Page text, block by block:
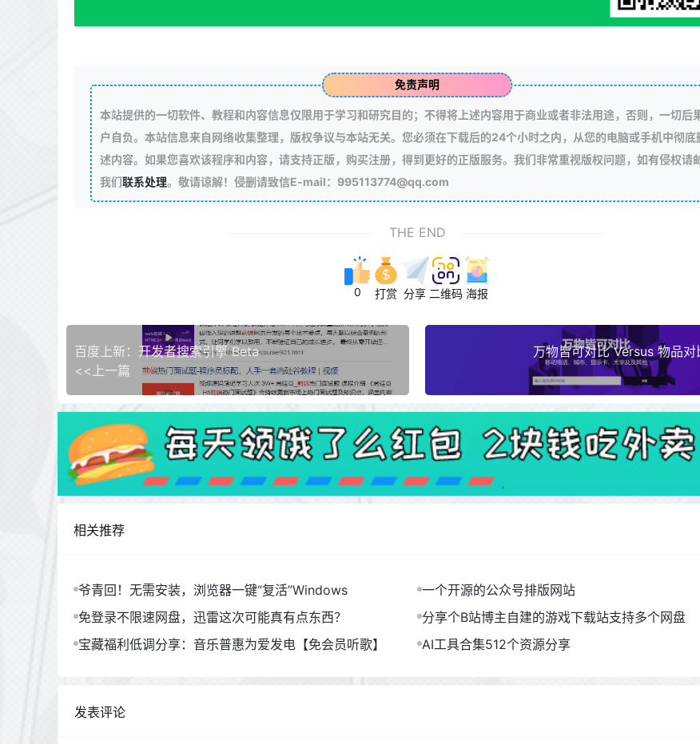
免责声明
本站提供的一切软件、教程和内容信息仅限用于学习和研究目的；不得将上述内容用于商业或者非法用途，否则，一切后
户自负。本站信息来自网络收集整理，版权争议与本站无关。您必须在下载后的24个小时之内，从您的电脑或手机中彻底
述内容。如果您喜欢该程序和内容，请支持正版，购买注册，得到更好的正版服务。我们非常重视版权问题，如有侵权请
我们联系处理。敬请谅解！侵删请致信E-mail：995113774@qq.com
THE END
0 打赏 分享 二维码 海报
百度上新：开发者搜索引擎 Beta
<<上一篇
万物皆可对比 Versus 物品对
相关推荐
爷青回！无需安装，浏览器一键“复活”Windows
一个开源的公众号排版网站
免登录不限速网盘，迅雷这次可能真有点东西？
分享个B站博主自建的游戏下载站支持多个网盘
宝藏福利低调分享：音乐普惠为爱发电【免会员听歌】
AI工具合集512个资源分享
发表评论